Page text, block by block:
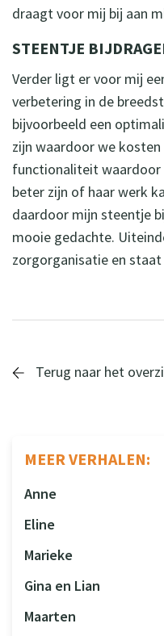
MEER VERHALEN:
Anne
Eline
Marieke
Gina en Lian
Maarten
draagt voor mij bij aan
STEENTJE
Verder ligt er voor mij
verbetering in de
bijvoorbeeld een
zijn waardoor we kosten
functionaliteit
beter zijn of haar werk
daardoor mijn steentje
mooie gedachte.
zorgorganisatie en
Terug naar het